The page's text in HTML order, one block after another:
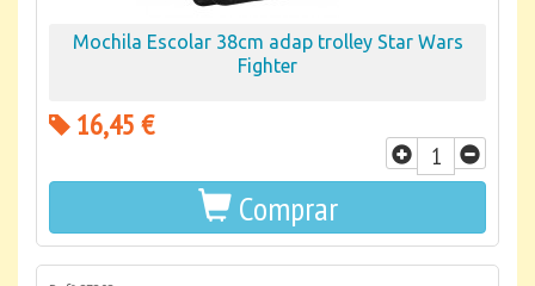
Mochila Escolar 38cm adap trolley Star Wars
Fighter
16,45 €
Comprar